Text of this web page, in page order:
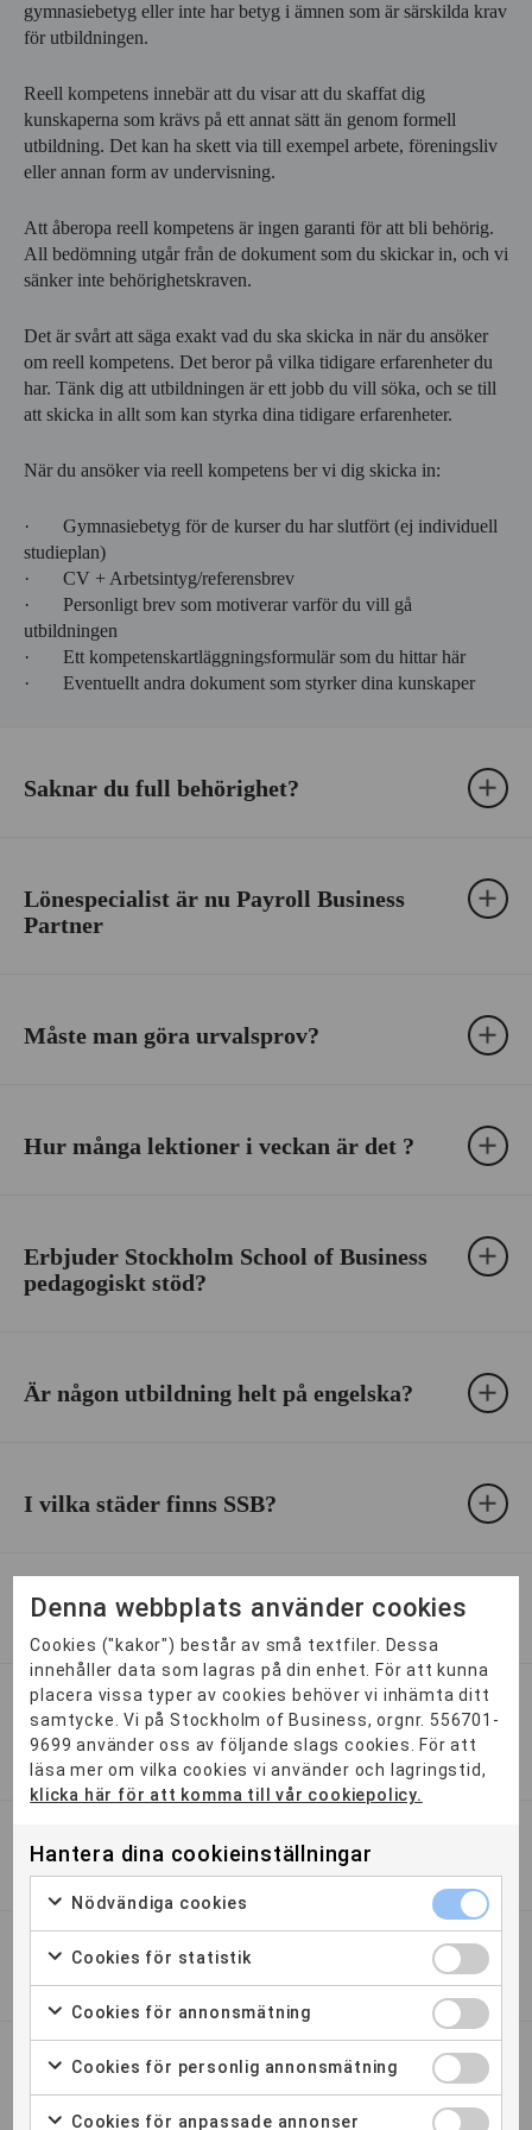
gymnasiebetyg eller inte har betyg i ämnen som är särskilda krav
för utbildningen.
Reell kompetens innebär att du visar att du skaffat dig
kunskaperna som krävs på ett annat sätt än genom formell
utbildning. Det kan ha skett via till exempel arbete, föreningsliv
eller annan form av undervisning.
Att åberopa reell kompetens är ingen garanti för att bli behörig.
All bedömning utgår från de dokument som du skickar in, och vi
sänker inte behörighetskraven.
Det är svårt att säga exakt vad du ska skicka in när du ansöker
om reell kompetens. Det beror på vilka tidigare erfarenheter du
har. Tänk dig att utbildningen är ett jobb du vill söka, och se till
att skicka in allt som kan styrka dina tidigare erfarenheter.
När du ansöker via reell kompetens ber vi dig skicka in:
· Gymnasiebetyg för de kurser du har slutfört (ej individuell
studieplan)
· CV + Arbetsintyg/referensbrev
· Personligt brev som motiverar varför du vill gå
utbildningen
· Ett kompetenskartläggningsformulär som du hittar här
· Eventuellt andra dokument som styrker dina kunskaper
Saknar du full behörighet?
Lönespecialist är nu Payroll Business
Partner
Måste man göra urvalsprov?
Hur många lektioner i veckan är det ?
Erbjuder Stockholm School of Business
pedagogiskt stöd?
Är någon utbildning helt på engelska?
I vilka städer finns SSB?
Vad är LIA?
Hjälper Stockholm School of Business
till och fixar studentbostad?
Får man jobb efter examen?
Har ni reservplatser/sen anmälan?
Distansutbildningar?
Denna webbplats använder cookies
Cookies ("kakor") består av små textfiler. Dessa
innehåller data som lagras på din enhet. För att kunna
placera vissa typer av cookies behöver vi inhämta ditt
samtycke. Vi på Stockholm of Business, orgnr. 556701-
9699 använder oss av följande slags cookies. För att
läsa mer om vilka cookies vi använder och lagringstid,
klicka här för att komma till vår cookiepolicy.
Hantera dina cookieinställningar
Nödvändiga cookies
Cookies för statistik
Cookies för annonsmätning
Cookies för personlig annonsmätning
Cookies för anpassade annonser